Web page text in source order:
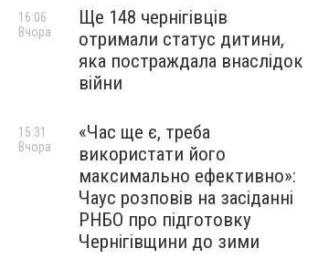
Ще 148 чернігівців
отримали статус дитини,
яка постраждала внаслідок
війни
16:06
Вчора
«Час ще є, треба
використати його
максимально ефективно»:
Чаус розповів на засіданні
РНБО про підготовку
Чернігівщини до зими
15:31
Вчора